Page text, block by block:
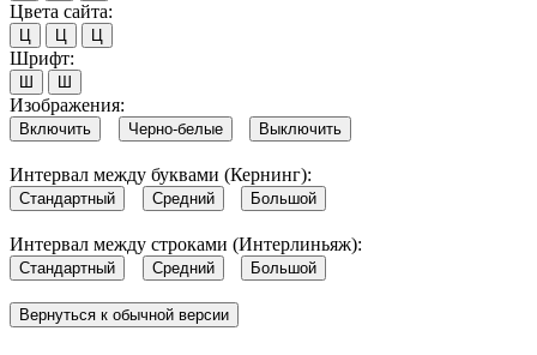
Цвета сайта:
Ц Ц Ц
Шрифт:
Ш Ш
Изображения:
Включить Черно-белые Выключить
Интервал между буквами (Кернинг):
Стандартный Средний Большой
Интервал между строками (Интерлиньяж):
Стандартный Средний Большой
Вернуться к обычной версии